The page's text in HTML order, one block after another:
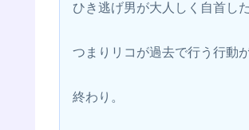
ひき逃げ男が大人しく自首し
つまりリコが過去で行う行動
終わり。